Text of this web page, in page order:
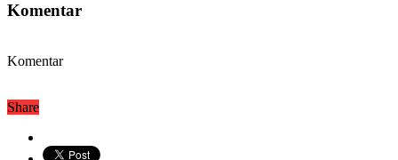
Komentar
Komentar
Share